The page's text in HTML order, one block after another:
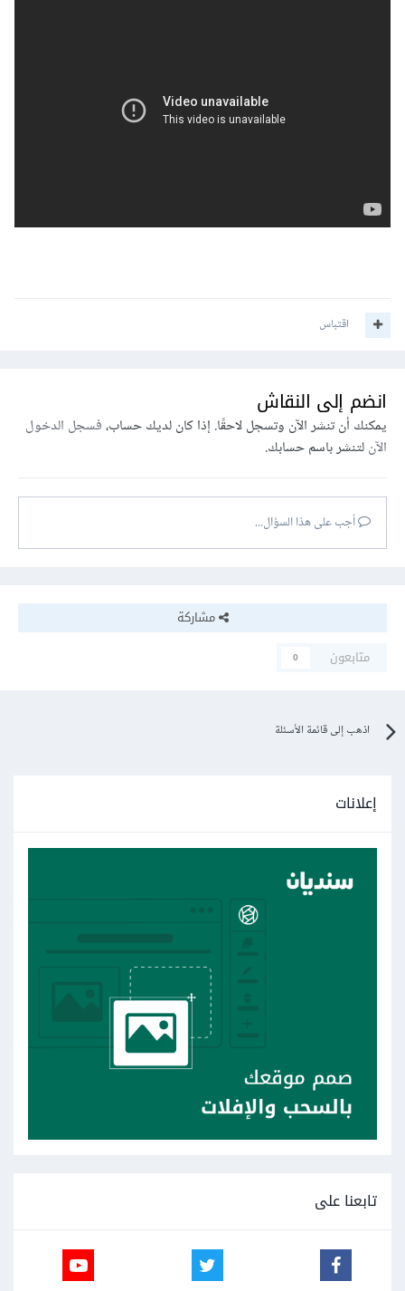
اقتباس
انضم إلى النقاش
يمكنك أن تنشر الآن وتسجل لاحقًا. إذا كان لديك حساب،فسجل الدخول
الآنلتنشر باسم حسابك.
أجب على هذا السؤال...
مشاركة
متابعون
0
اذهب إلى قائمة الأسئلة
إعلانات
تابعنا على